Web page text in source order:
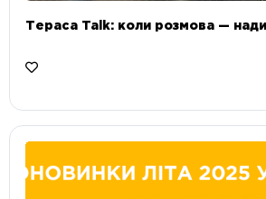
Тераса Talk: коли розмова —